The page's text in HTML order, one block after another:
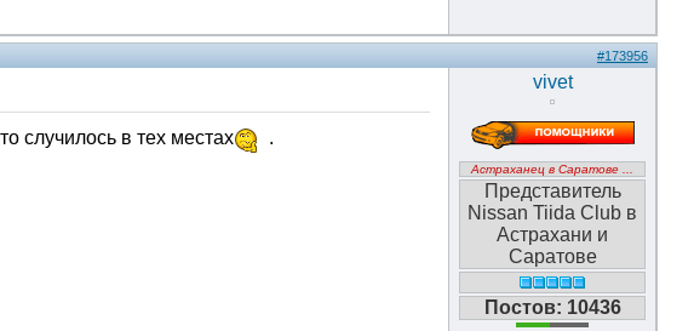
#173956
случилось в тех местах .
vivet
Астраханец в Саратове ...
Представитель
Nissan Tiida Club в
Астрахани и
Саратове
Постов: 10436